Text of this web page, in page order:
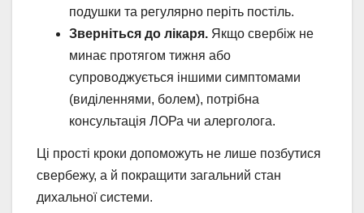
подушки та регулярно періть постіль.
Зверніться до лікаря. Якщо свербіж не
минає протягом тижня або
супроводжується іншими симптомами
(виділеннями, болем), потрібна
консультація ЛОРа чи алерголога.
Ці прості кроки допоможуть не лише позбутися
свербежу, а й покращити загальний стан
дихальної системи.